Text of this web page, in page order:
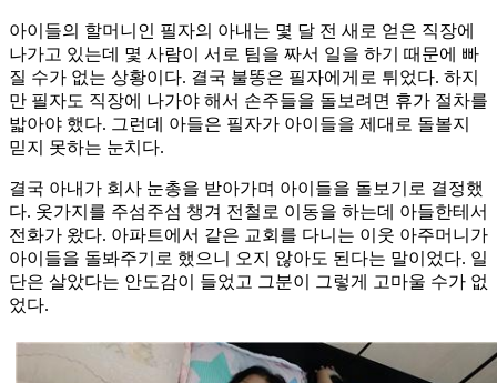
아이들의 할머니인 필자의 아내는 몇 달 전 새로 얻은 직장에
나가고 있는데 몇 사람이 서로 팀을 짜서 일을 하기 때문에 빠
질 수가 없는 상황이다. 결국 불똥은 필자에게로 튀었다. 하지
만 필자도 직장에 나가야 해서 손주들을 돌보려면 휴가 절차를
밟아야 했다. 그런데 아들은 필자가 아이들을 제대로 돌볼지
믿지 못하는 눈치다.
결국 아내가 회사 눈총을 받아가며 아이들을 돌보기로 결정했
다. 옷가지를 주섬주섬 챙겨 전철로 이동을 하는데 아들한테서
전화가 왔다. 아파트에서 같은 교회를 다니는 이웃 아주머니가
아이들을 돌봐주기로 했으니 오지 않아도 된다는 말이었다. 일
단은 살았다는 안도감이 들었고 그분이 그렇게 고마울 수가 없
었다.